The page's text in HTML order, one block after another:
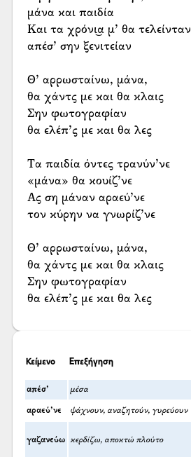
μάνα και παιδία
Και τα χρόνι͜α μ’ θα τελείνταν
απέσ’ σην ξενιτείαν
Θ’ αρρωσταίνω, μάνα,
θα χάντς με και θα κλαις
Σην φωτογραφίαν
θα ελέπ’ς με και θα λες
Τα παιδία όντες τρανύν’νε
«μάνα» θα κουίζ’νε
Ας ση μάναν αραεύ’νε
τον κύρην να γνωρίζ’νε
Θ’ αρρωσταίνω, μάνα,
θα χάντς με και θα κλαις
Σην φωτογραφίαν
θα ελέπ’ς με και θα λες
Κείμενο Επεξήγηση
απέσ’ μέσα
αραεύ’νε ψάχνουν, αναζητούν, γυρεύουν
γαζανεύω κερδίζω, αποκτώ πλούτο